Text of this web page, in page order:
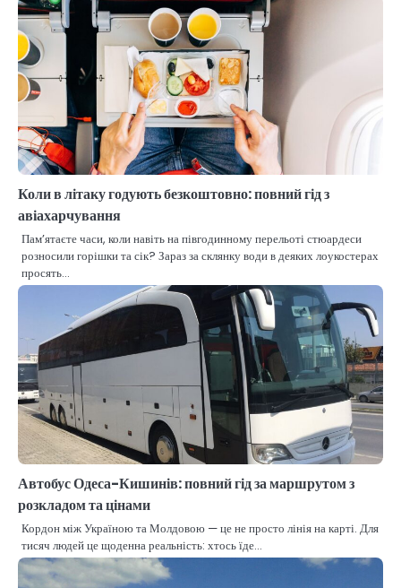
Коли в літаку годують безкоштовно: повний гід з
авіахарчування
Пам’ятаєте часи, коли навіть на півгодинному перельоті стюардеси
розносили горішки та сік? Зараз за склянку води в деяких лоукостерах
просять…
Автобус Одеса-Кишинів: повний гід за маршрутом з
розкладом та цінами
Кордон між Україною та Молдовою — це не просто лінія на карті. Для
тисяч людей це щоденна реальність: хтось їде…